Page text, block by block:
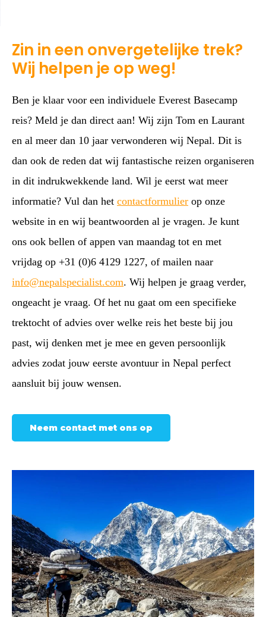
Zin in een onvergetelijke trek?
Wij helpen je op weg!
Ben je klaar voor een individuele Everest Basecamp
reis? Meld je dan direct aan! Wij zijn Tom en Laurant
en al meer dan 10 jaar verwonderen wij Nepal. Dit is
dan ook de reden dat wij fantastische reizen organiseren
in dit indrukwekkende land. Wil je eerst wat meer
informatie? Vul dan het contactformulier op onze
website in en wij beantwoorden al je vragen. Je kunt
ons ook bellen of appen van maandag tot en met
vrijdag op +31 (0)6 4129 1227, of mailen naar
info@nepalspecialist.com. Wij helpen je graag verder,
ongeacht je vraag. Of het nu gaat om een specifieke
trektocht of advies over welke reis het beste bij jou
past, wij denken met je mee en geven persoonlijk
advies zodat jouw eerste avontuur in Nepal perfect
aansluit bij jouw wensen.
Neem contact met ons op